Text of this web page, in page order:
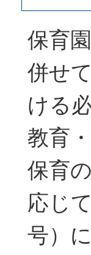
保育
併せ
ける
教育
保育
応じ
号）